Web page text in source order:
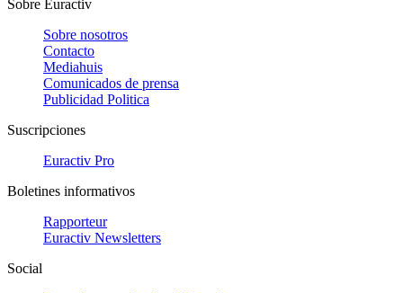
Sobre Euractiv
Sobre nosotros
Contacto
Mediahuis
Comunicados de prensa
Publicidad Politica
Suscripciones
Euractiv Pro
Boletines informativos
Rapporteur
Euractiv Newsletters
Social